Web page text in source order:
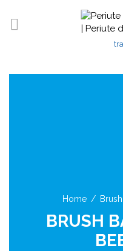
Home /
BRUSH